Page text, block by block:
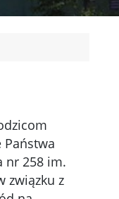
nr 258 im.
związku z